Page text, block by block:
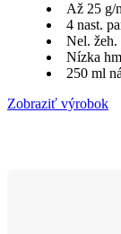
Až 25 g/
4 nast.
Nel. žeh.
Nízka
250 ml
Zobraziť výrobok